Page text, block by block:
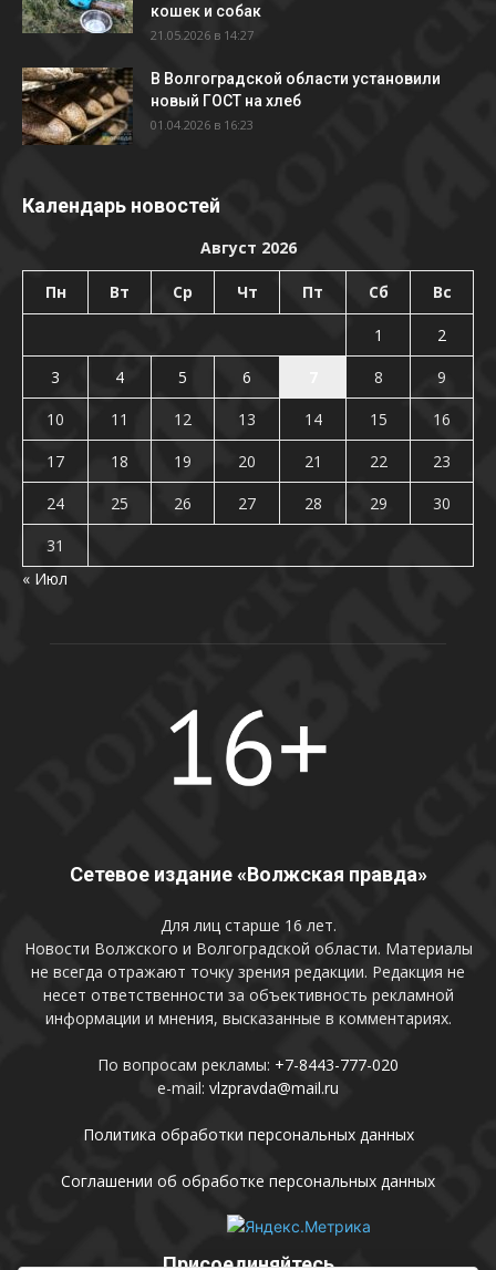
кошек и собак
21.05.2026 в 14:27
В Волгоградской области установили
новый ГОСТ на хлеб
01.04.2026 в 16:23
Календарь новостей
Август 2026
Пн Вт Ср Чт Пт Сб Вс
1
2
3
4 5 6 8
9
10
11 12 13 14 15
16
17
18 19 20 21 22
23
24
25 26 27 28 29
30
31
« Июл
Сетевое издание «Волжская правда»
Для лиц старше 16 лет.
Новости Волжского и Волгоградской области. Материалы
не всегда отражают точку зрения редакции. Редакция не
несет ответственности за объективность рекламной
информации и мнения, высказанные в комментариях.
По вопросам рекламы: +7-8443-777-020
e-mail: vlzpravda@mail.ru
Политика обработки персональных данных
Соглашении об обработке персональных данных
Присоединяйтесь